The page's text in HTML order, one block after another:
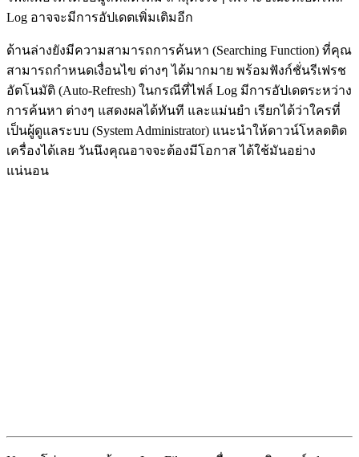
Log อาจจะมีการอัปเดตเพิ่มเติมอีก
ด้านล่างยังมีความสามารถการค้นหา (Searching Function) ที่คุณ
สามารถกำหนดเงื่อนไข ต่างๆ ได้มากมาย พร้อมฟังก์ชั่นรีเฟรช
อัตโนมัติ (Auto-Refresh) ในกรณีที่ไฟล์ Log มีการอัปเดตระหว่าง
การค้นหา ต่างๆ แสดงผลได้ทันที และแม่นยำ เรียกได้ว่าใครที่
เป็นผู้ดูแลระบบ (System Administrator) แนะนำให้ดาวน์โหลดติด
เครื่องได้เลย วันนึงคุณอาจจะต้องมีโอกาส ได้ใช้มันอย่าง
แน่นอน